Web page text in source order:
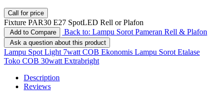
Call for price
Fixture PAR30 E27 SpotLED Rell or Plafon
Add to Compare Back to: Lampu Sorot Pameran Rell & Plafon
Ask a question about this product
Lampu Spot Light 7watt COB Ekonomis Lampu Sorot Etalase
Toko COB 30watt Extrabright
Description
Reviews